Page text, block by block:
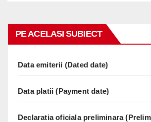
PE ACELASI SUBIECT
Data emiterii (Dated date)
Data platii (Payment date)
Declaratia oficiala preliminara